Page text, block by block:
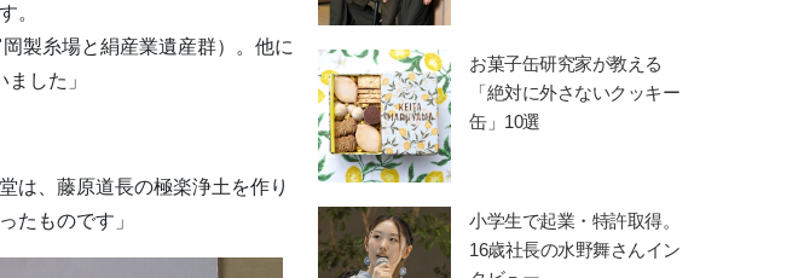
。
製糸場と絹産業遺産群）。他に
した」
は、藤原道長の極楽浄土を作り
たものです」
お菓子缶研究家が教える
「絶対に外さないクッキー
缶」10選
小学生で起業・特許取得。
16歳社長の水野舞さんイン